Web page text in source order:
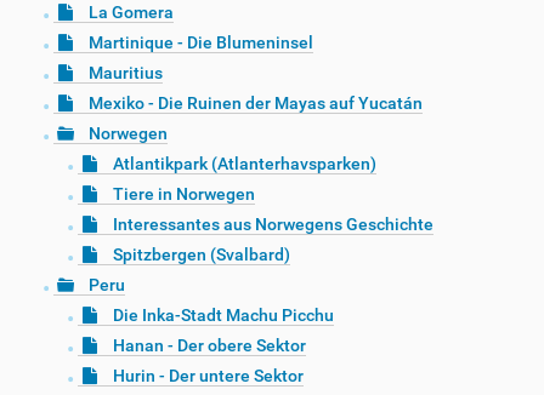
La Gomera
Martinique - Die Blumeninsel
Mauritius
Mexiko - Die Ruinen der Mayas auf Yucatán
Norwegen
Atlantikpark (Atlanterhavsparken)
Tiere in Norwegen
Interessantes aus Norwegens Geschichte
Spitzbergen (Svalbard)
Peru
Die Inka-Stadt Machu Picchu
Hanan - Der obere Sektor
Hurin - Der untere Sektor